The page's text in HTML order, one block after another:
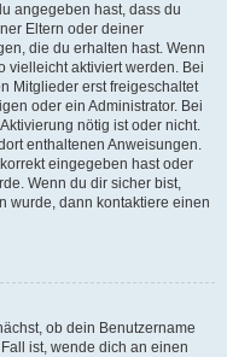
angegeben hast, dass du
Eltern oder deiner
die du erhalten hast. Wenn
vielleicht aktiviert werden. Bei
Mitglieder erst freigeschaltet
oder ein Administrator. Bei
nötig ist oder nicht.
enthaltenen Anweisungen.
eingegeben hast oder
Wenn du dir sicher bist,
wurde, dann kontaktiere einen
ob dein Benutzername
ist, wende dich an einen